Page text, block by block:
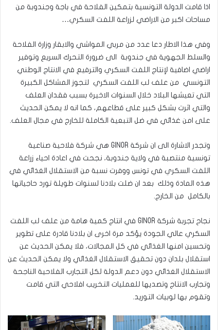
اذا قامت الدولة التونسية بتمكين الفلاحة في باجة وجندوبة من
مساحات اكبر من الاراضي لزراعة اللفت السكري…
وفي هذا الاطار دعا عدد من مربي المواشي والابقار وزارة الفلاحة
والسلط الجهوية في جندوبة الى ضرورة التحرك السريع وتوفير
اراضي اضافية لإنتاج اللفت السكري والترفيع في الانتاج الوطني
التونسي من علف لب اللفت السكري لتجوز المشاكل الكبيرة
التي تعيشها البلاد خلال السنوات الاخيرة بسبب فقدان العلف
والتي اثرت بشكل كبير على قطاعهم، كما انه لا يمكن الحديث
على امن غذائي في ضل التبعية الكاملة للخارج في مجال العلف.
وتجدر الاشارة الى ان شركة GINOR هي شركة فلاحية صناعية
تونسية منتصبة في ولاية جندوبة، نجحت في اعادة احياء زراعة
اللفت السكري في تونس ووفرت نسبة من الاستقلال الغذائي في
هذه المادة وذلك بعد ان ضلت بلادنا لسنوات طويلة تورد حاجياتها
بالكامل من الخارج.
نجاح تجربة شركة GINOR في انتاج كمية هامة من علف لب اللفت
السكري عالي الجودة يؤكد مرة اخرى ان بلادنا قادرة على تطوير
وتحسين امنها الغذائي في كل المجالات، فلا يمكن الحديث عن
استقلال بلدان دون تحقيق الاستقلال الغذائي ولا يمكن الحديث عن
الاستقلال الغذائي دون دعم الدولة لكل التجارب الفلاحية الناجحة
وتجارب الانتاج وتصديها للعمليات التخريب افلاحي التي قامت
وتقوم بها لوبيات التوريد.